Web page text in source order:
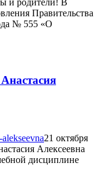
и родители! В
Правительства
№ 555 «О
21 октября
Алексеевна
дисциплине